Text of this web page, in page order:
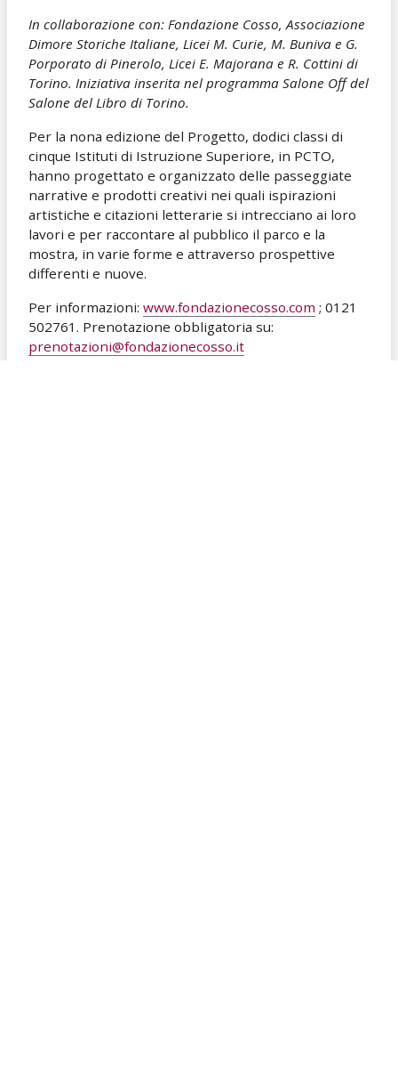
In collaborazione con: Fondazione Cosso, Associazione
Dimore Storiche Italiane, Licei M. Curie, M. Buniva e G.
Porporato di Pinerolo, Licei E. Majorana e R. Cottini di
Torino. Iniziativa inserita nel programma Salone Off del
Salone del Libro di Torino.
Per la nona edizione del Progetto, dodici classi di
cinque Istituti di Istruzione Superiore, in PCTO,
hanno progettato e organizzato delle passeggiate
narrative e prodotti creativi nei quali ispirazioni
artistiche e citazioni letterarie si intrecciano ai loro
lavori e per raccontare al pubblico il parco e la
mostra, in varie forme e attraverso prospettive
differenti e nuove.
Per informazioni: www.fondazionecosso.com ; 0121
502761. Prenotazione obbligatoria su:
prenotazioni@fondazionecosso.it